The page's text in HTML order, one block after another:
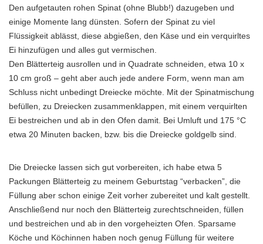
Den aufgetauten rohen Spinat (ohne Blubb!) dazugeben und
einige Momente lang dünsten. Sofern der Spinat zu viel
Flüssigkeit ablässt, diese abgießen, den Käse und ein verquirltes
Ei hinzufügen und alles gut vermischen.
Den Blätterteig ausrollen und in Quadrate schneiden, etwa 10 x
10 cm groß – geht aber auch jede andere Form, wenn man am
Schluss nicht unbedingt Dreiecke möchte. Mit der Spinatmischung
befüllen, zu Dreiecken zusammenklappen, mit einem verquirlten
Ei bestreichen und ab in den Ofen damit. Bei Umluft und 175 °C
etwa 20 Minuten backen, bzw. bis die Dreiecke goldgelb sind.
Die Dreiecke lassen sich gut vorbereiten, ich habe etwa 5
Packungen Blätterteig zu meinem Geburtstag “verbacken”, die
Füllung aber schon einige Zeit vorher zubereitet und kalt gestellt.
Anschließend nur noch den Blätterteig zurechtschneiden, füllen
und bestreichen und ab in den vorgeheizten Ofen. Sparsame
Köche und Köchinnen haben noch genug Füllung für weitere